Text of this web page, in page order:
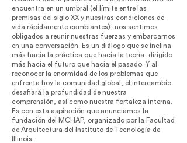
encuentra en un umbral (el límite entre las
premisas del siglo XX y nuestras condiciones de
vida rápidamente cambiantes), nos sentimos
obligados a reunir nuestras fuerzas y embarcarnos
en una conversación. Es un diálogo que se inclina
más hacia la práctica que hacia la teoría, dirigido
más hacia el futuro que hacia el pasado. Y al
reconocer la enormidad de los problemas que
enfrenta hoy la comunidad global, el intercambio
desafiará la profundidad de nuestra
comprensión, así como nuestra fortaleza interna.
Es con esta aspiración que anunciamos la
fundación del MCHAP, organizado por la Facultad
de Arquitectura del Instituto de Tecnología de
Illinois.